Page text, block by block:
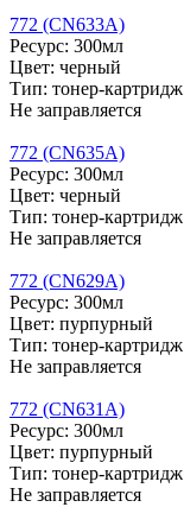
772 (CN633A)
Ресурс: 300мл
Цвет: черный
Тип: тонер-картридж
Не заправляется
772 (CN635A)
Ресурс: 300мл
Цвет: черный
Тип: тонер-картридж
Не заправляется
772 (CN629A)
Ресурс: 300мл
Цвет: пурпурный
Тип: тонер-картридж
Не заправляется
772 (CN631A)
Ресурс: 300мл
Цвет: пурпурный
Тип: тонер-картридж
Не заправляется